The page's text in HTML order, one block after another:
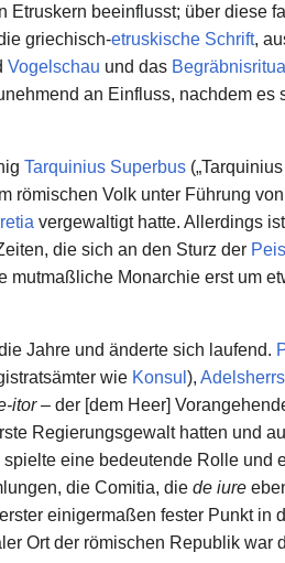
Etruskern beeinflusst; über diese
griechisch-etruskische Schrift,
Vogelschau und das Begräbnisritual
an Einfluss, nachdem
Tarquinius Superbus
römischen Volk unter Führung von
vergewaltigt hatte. Allerdings
die sich an den Sturz der
mutmaßliche Monarchie erst um
Jahre und änderte sich laufend.
wie Konsul ),
itor– der [dem Heer]
Regierungsgewalt hatten und
eine bedeutende Rolle und
die Comitia, die de iure
einigermaßen fester Punkt
Ort der römischen Republik war